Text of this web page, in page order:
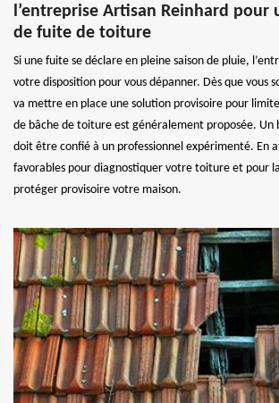
l’entreprise Artisan Reinhard pour
de fuite de toiture
Si une fuite se déclare en pleine saison de pluie,
votre disposition pour vous dépanner. Dès que vous
va mettre en place une solution provisoire pour
de bâche de toiture est généralement proposée. Un
doit être confié à un professionnel expérimenté. En
favorables pour diagnostiquer votre toiture et pour
protéger provisoire votre maison.